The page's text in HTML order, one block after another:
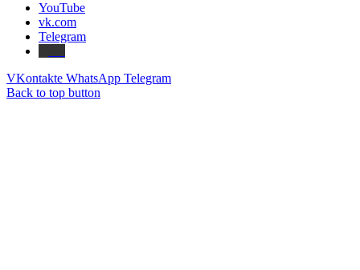
YouTube
vk.com
Telegram
VKontakte WhatsApp Telegram
Back to top button